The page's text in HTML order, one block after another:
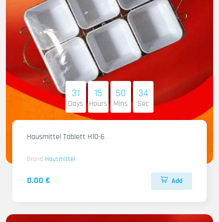
31
Days
15
Hours
50
Mins
32
Sec
Hausmittel Tablett H10-6
Brand Hausmittel
0.00 € Add